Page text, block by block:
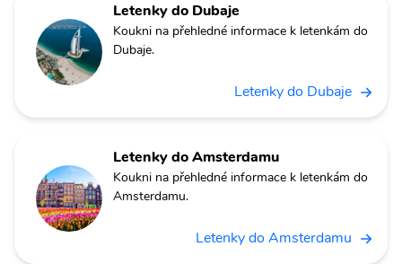
Letenky do Dubaje
Koukni na přehledné informace k letenkám do
Dubaje.
Letenky do Dubaje
Letenky do Amsterdamu
Koukni na přehledné informace k letenkám do
Amsterdamu.
Letenky do Amsterdamu